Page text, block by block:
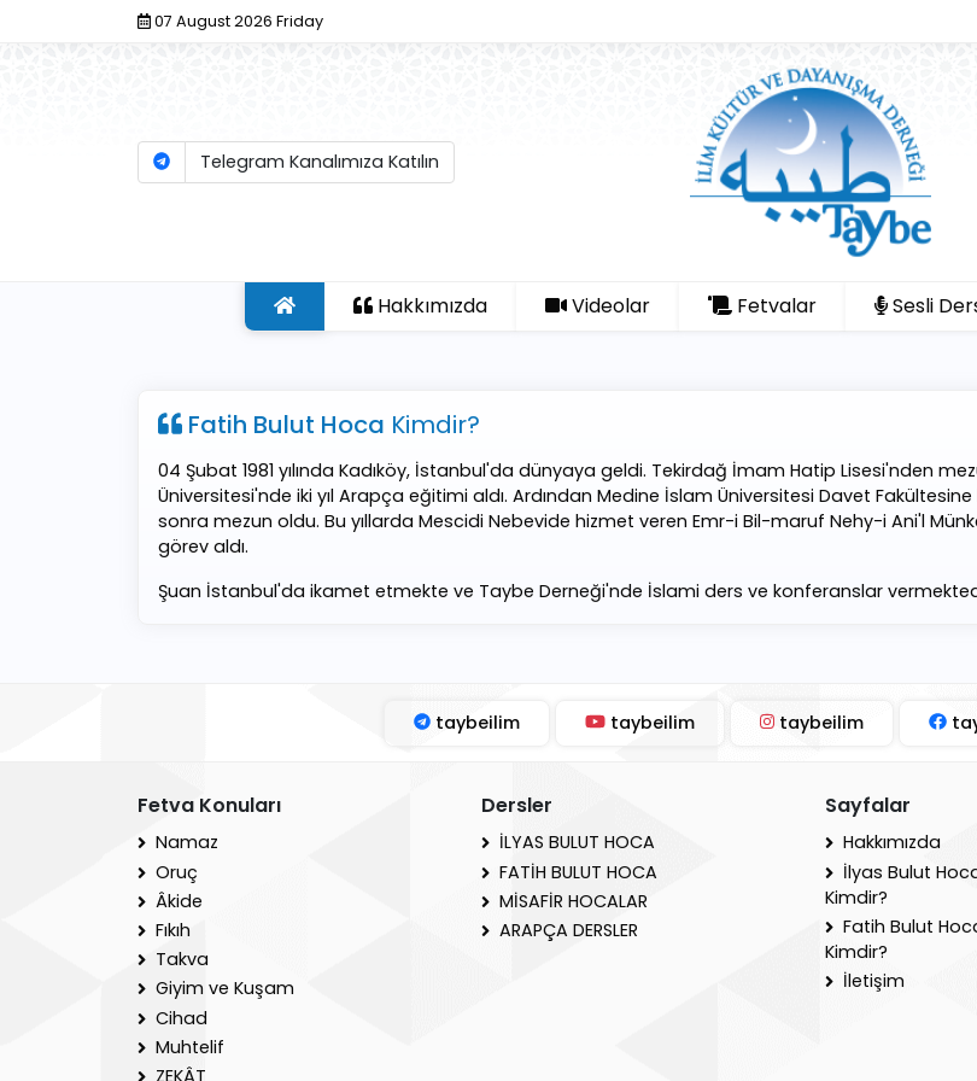
07 August 2026 Friday
Telegram Kanalımıza Katılın
Hakkımızda Videolar Fetvalar Sesli
Fatih Bulut Hoca Kimdir?
04 Şubat 1981 yılında Kadıköy, İstanbul'da dünyaya geldi. Tekirdağ İmam Hatip Lisesi'nden
Üniversitesi'nde iki yıl Arapça eğitimi aldı. Ardından Medine İslam Üniversitesi Davet
sonra mezun oldu. Bu yıllarda Mescidi Nebevide hizmet veren Emr-i Bil-maruf Nehy-i Ani'l
görev aldı.
Şuan İstanbul'da ikamet etmekte ve Taybe Derneği'nde İslami ders ve konferanslar
taybeilim taybeilim taybeilim
Fetva Konuları
Namaz
Oruç
Âkide
Fıkıh
Takva
Giyim ve Kuşam
Cihad
Muhtelif
ZEKÂT
Dersler
İLYAS BULUT HOCA
FATİH BULUT HOCA
MİSAFİR HOCALAR
ARAPÇA DERSLER
Sayfalar
Hakkımızda
İlyas Bulut
Kimdir?
Fatih Bulut
Kimdir?
İletişim